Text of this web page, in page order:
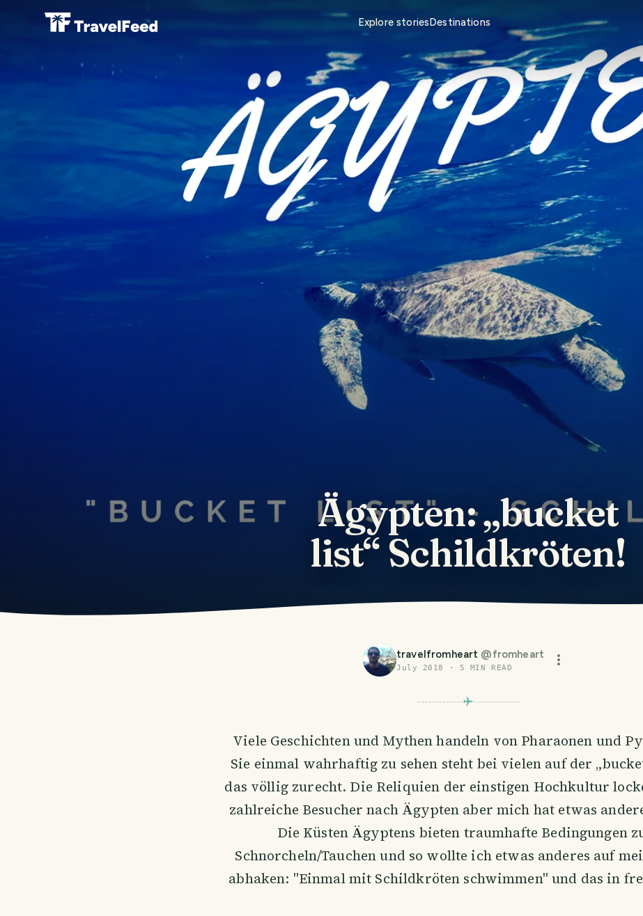
Explore storiesDestinations
Ägypten: „bucket
list“ Schildkröten!
travelfromheart @fromheart
July 2018 · 5 MIN READ
Viele Geschichten und Mythen handeln von Pharaonen und
Sie einmal wahrhaftig zu sehen steht bei vielen auf der
das völlig zurecht. Die Reliquien der einstigen Hochkultur
zahlreiche Besucher nach Ägypten aber mich hat etwas
Die Küsten Ägyptens bieten traumhafte Bedingungen
Schnorcheln/Tauchen und so wollte ich etwas anderes auf
abhaken: "Einmal mit Schildkröten schwimmen" und das in